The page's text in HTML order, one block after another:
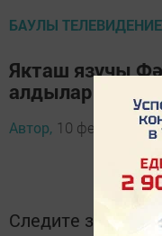
БАУЛЫ
Якташ язучы
алдылар -
Автор, 10 февраль
Следите за